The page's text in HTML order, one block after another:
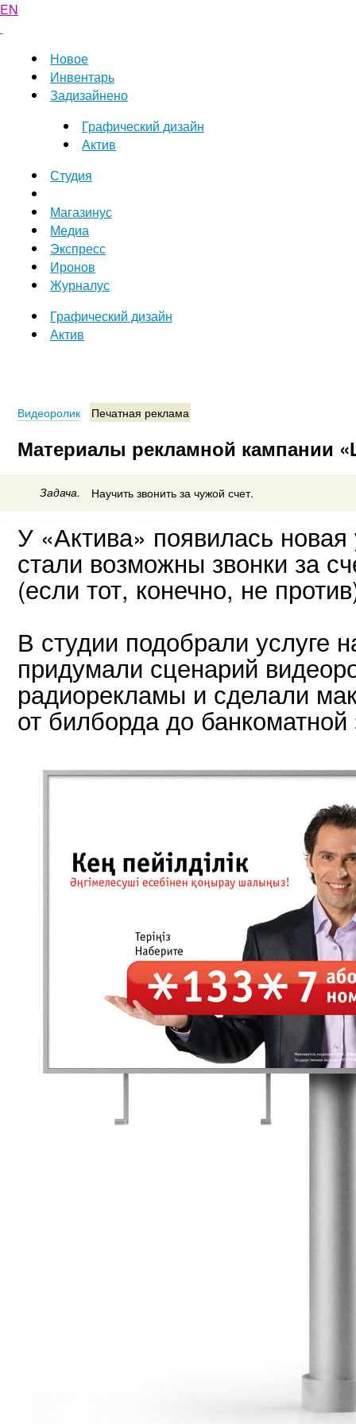
EN
Новое
Инвентарь
Задизайнено
Графический дизайн
Актив
Студия
Магазинус
Медиа
Экспресс
Иронов
Журналус
Графический дизайн
Актив
Видеоролик Печатная реклама
Материалы рекламной кампании
Задача. Научить звонить за чужой счет.
У «Актива» появилась новая
стали возможны звонки за
(если тот, конечно, не
В студии подобрали услуге
придумали сценарий
радиорекламы и сделали
от билборда до банкоматной